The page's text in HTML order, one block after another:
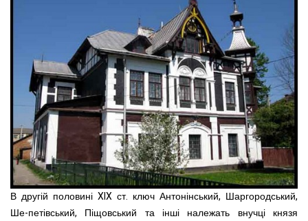
В другій половині XIX ст. ключ Антонінський, Шаргородський,
Ше-петівський, Піщовський та інші належать внучці князя